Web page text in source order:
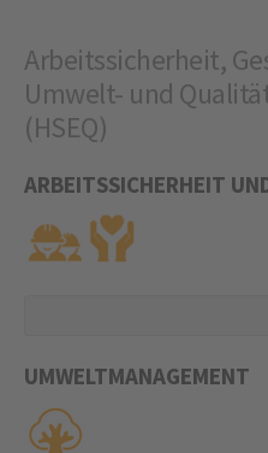
Arbeitssicherheit,
Umwelt- und
(HSEQ)
ARBEITSSICHERHEIT
UMWELTMANAGEMENT